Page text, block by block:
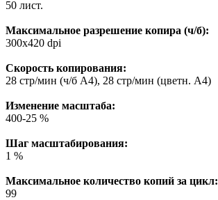
50 лист.
Максимальное разрешение копира (ч/б):
300x420 dpi
Скорость копирования:
28 стр/мин (ч/б А4), 28 стр/мин (цветн. А4)
Изменение масштаба:
400-25 %
Шаг масштабирования:
1 %
Максимальное количество копий за цикл:
99